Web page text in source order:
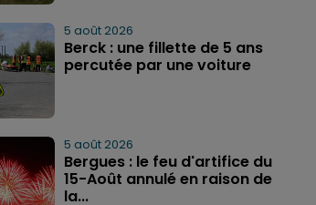
5 août 2026
Berck : une fillette de 5 ans
percutée par une voiture
5 août 2026
Bergues : le feu d'artifice du
15-Août annulé en raison de
la...